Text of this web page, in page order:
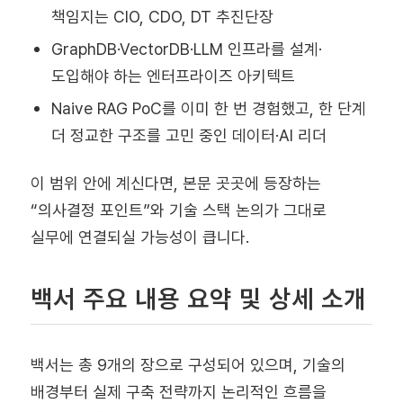
책임지는 CIO, CDO, DT 추진단장
GraphDB·VectorDB·LLM 인프라를 설계·
도입해야 하는 엔터프라이즈 아키텍트
Naive RAG PoC를 이미 한 번 경험했고, 한 단계
더 정교한 구조를 고민 중인 데이터·AI 리더
이 범위 안에 계신다면, 본문 곳곳에 등장하는
“의사결정 포인트”와 기술 스택 논의가 그대로
실무에 연결되실 가능성이 큽니다.
백서 주요 내용 요약 및 상세 소개
백서는 총 9개의 장으로 구성되어 있으며, 기술의
배경부터 실제 구축 전략까지 논리적인 흐름을